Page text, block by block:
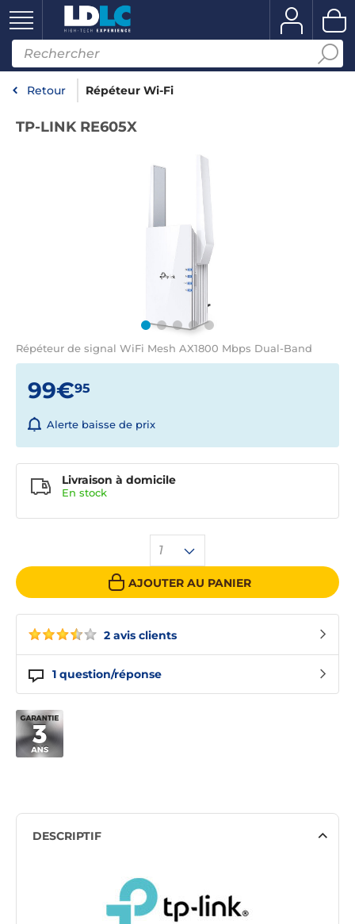
Retour Répéteur Wi-Fi
TP-LINK RE605X
Répéteur de signal WiFi Mesh AX1800 Mbps Dual-Band
2 avis clients
1 question/réponse
99€95
Alerte baisse de prix
1
AJOUTER AU PANIER
Livraison à domicile
En stock
DESCRIPTIF